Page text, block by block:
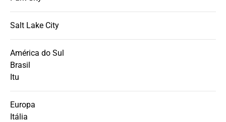
Salt Lake City
América do Sul
Brasil
Itu
Europa
Itália